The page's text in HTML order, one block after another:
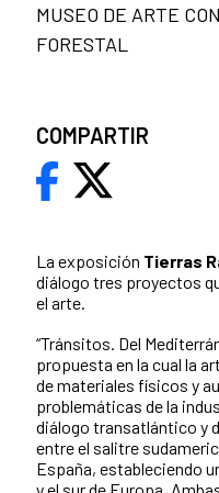
La exposición Tierras
diálogo tres proyectos
el arte.
“Tránsitos. Del
propuesta en la cual la
de materiales físicos y
problemáticas de la
diálogo transatlántico y
entre el salitre
España, estableciendo
y el sur de Europa.
MUSEO DE ARTE
FORESTAL
COMPARTIR